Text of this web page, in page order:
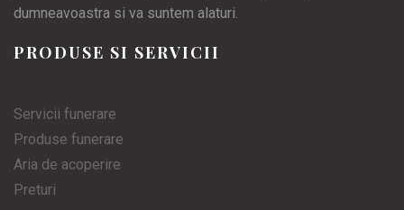
dumneavoastra si va suntem alaturi.
PRODUSE SI SERVICII
Servicii funerare
Produse funerare
Aria de acoperire
Preturi